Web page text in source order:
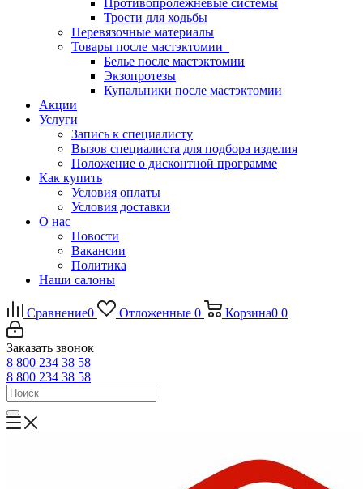
Противопролежневые системы
Трости для ходьбы
Перевязочные материалы
Товары после мастэктомии
Белье после мастэктомии
Экзопротезы
Купальники после мастэктомии
Акции
Услуги
Запись к специалисту
Вызов специалиста для подбора изделия
Положение о дисконтной программе
Как купить
Условия оплаты
Условия доставки
О нас
Новости
Вакансии
Политика
Наши салоны
Сравнение0 Отложенные 0 Корзина0 0
Заказать звонок
8 800 234 38 58
8 800 234 38 58